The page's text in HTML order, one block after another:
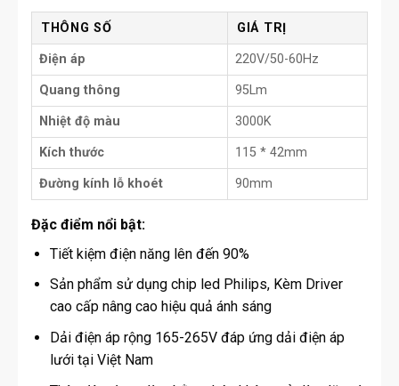
THÔNG SỐ GIÁ TRỊ
Điện áp 220V/50-60Hz
Quang thông 95Lm
Nhiệt độ màu 3000K
Kích thước 115 * 42mm
Đường kính lỗ khoét 90mm
Đặc điểm nổi bật:
Tiết kiệm điện năng lên đến 90%
Sản phẩm sử dụng chip led Philips, Kèm Driver
cao cấp nâng cao hiệu quả ánh sáng
Dải điện áp rộng 165-265V đáp ứng dải điện áp
lưới tại Việt Nam